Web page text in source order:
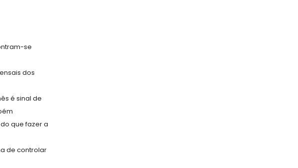
se
dos
é sinal de
que fazer a
de controlar